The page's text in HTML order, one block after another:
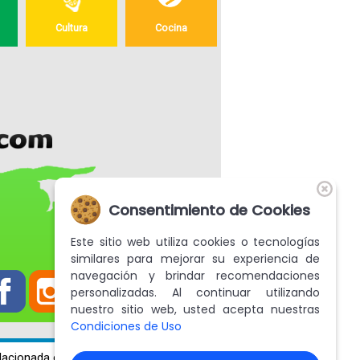
Cultura Cocina
Consentimiento de Cookies
Este sitio web utiliza cookies o tecnologías
similares para mejorar su experiencia de
navegación y brindar recomendaciones
personalizadas. Al continuar utilizando
nuestro sitio web, usted acepta nuestras
Condiciones de Uso